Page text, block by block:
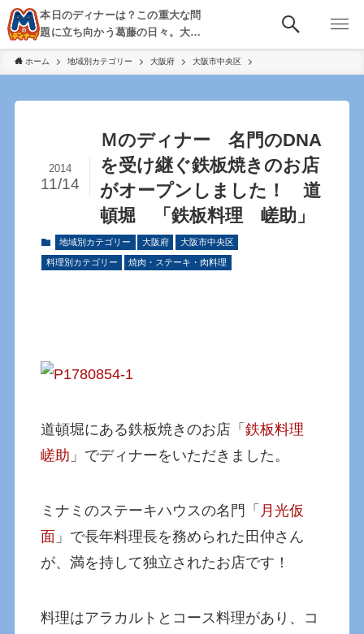
本日のディナーは？この重大な問
題に立ち向かう葛藤の日々。大
阪・京都・神戸を中心とした食べ
歩き、飲み歩きを綴る。
ホーム 地域別カテゴリー 大阪府 大阪市中央区
Ｍのディナー 名門のDNA
を受け継ぐ鉄板焼きのお店
がオープンしました！ 道
頓堀 「鉄板料理 嵯助」
2014
11/14
地域別カテゴリー 大阪府 大阪市中央区
料理別カテゴリー 焼肉・ステーキ・肉料理
道頓堀にある鉄板焼きのお店「鉄板料理
嵯助 」でディナーをいただきました。
ミナミのステーキハウスの名門「 月光仮
面 」で長年料理長を務められた田仲さん
が、満を持して独立されたお店です！
料理はアラカルトとコース料理があり、コ